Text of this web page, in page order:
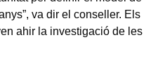
va dir el conseller. Els
ahir la investigació de les